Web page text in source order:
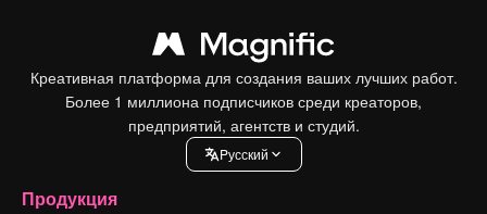
Креативная платформа для создания ваших лучших работ.
Более 1 миллиона подписчиков среди креаторов,
предприятий, агентств и студий.
Pусский
Продукция